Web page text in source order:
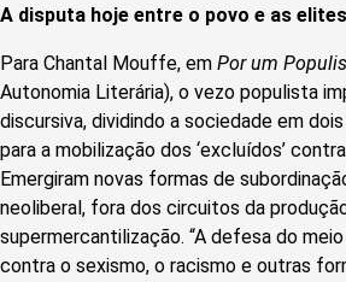
A disputa hoje entre o povo e as elites
Para Chantal Mouffe, em Por um
Autonomia Literária), o vezo populista
discursiva, dividindo a sociedade em
para a mobilização dos ‘excluídos’
Emergiram novas formas de
neoliberal, fora dos circuitos da
supermercantilização. “A defesa do
contra o sexismo, o racismo e outras